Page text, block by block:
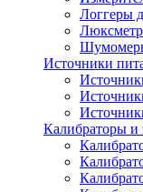
Логгеры
Источники
Калибраторы и